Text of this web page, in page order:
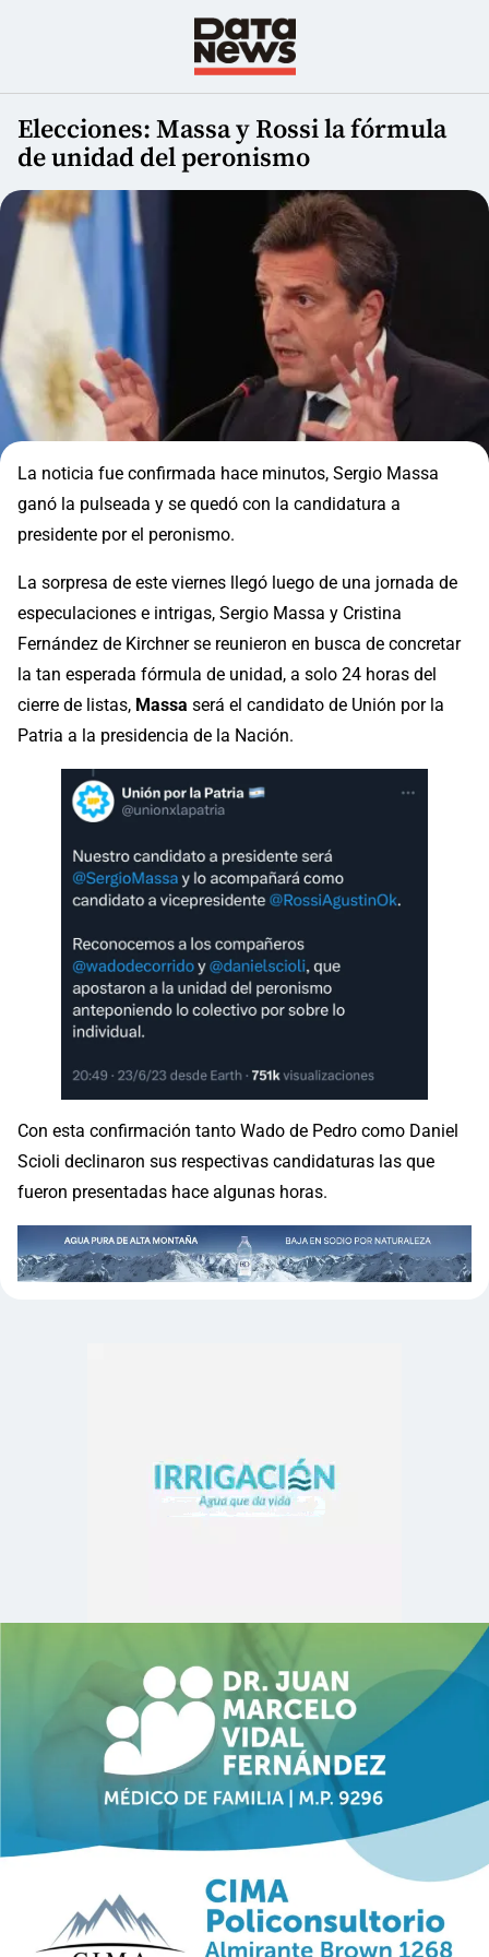
Elecciones: Massa y Rossi la fórmula
de unidad del peronismo
La noticia fue confirmada hace minutos, Sergio Massa
ganó la pulseada y se quedó con la candidatura a
presidente por el peronismo.
La sorpresa de este viernes llegó luego de una jornada de
especulaciones e intrigas, Sergio Massa y Cristina
Fernández de Kirchner se reunieron en busca de concretar
la tan esperada fórmula de unidad, a solo 24 horas del
cierre de listas, Massa será el candidato de Unión por la
Patria a la presidencia de la Nación.
Con esta confirmación tanto Wado de Pedro como Daniel
Scioli declinaron sus respectivas candidaturas las que
fueron presentadas hace algunas horas.